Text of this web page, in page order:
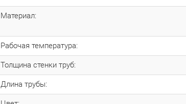
Материал:
Рабочая температура:
Толщина стенки труб:
Длина трубы: